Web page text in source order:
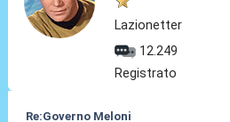
Lazionetter
12.249
Registrato
Re:Governo Meloni